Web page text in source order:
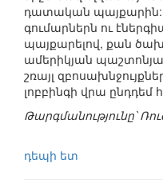
դատական պայքարին:
գումարներն ու
պայքարելով, քան
ամերիկյան
շռայլ
լոբբինգի վրա
Թարգմանությունը՝
դեպի ետ